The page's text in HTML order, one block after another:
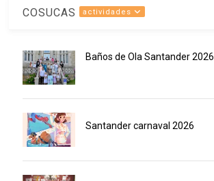
COSUCAS actividades
Baños de Ola Santander 2026
Santander carnaval 2026